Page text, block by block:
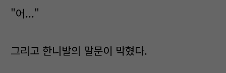
"어..."
그리고 한니발의 말문이 막혔다.